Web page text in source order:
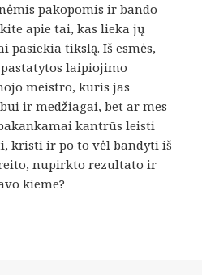
pakopomis ir bando
apie tai, kas lieka jų
pasiekia tikslą. Iš esmės,
laipiojimo
meistro, kuris jas
ir medžiagai, bet ar mes
kantrūs leisti
kristi ir po to vėl bandyti iš
nupirkto rezultato ir
kieme?